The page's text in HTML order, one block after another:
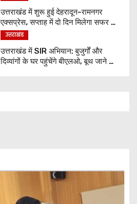
उत्तराखंड में शुरू हुई देहरादून-रामनगर
एक्सप्रेस, सप्ताह में दो दिन मिलेगा सफर का
नया विकल्प
उत्तराखंड
उत्तराखंड में SIR अभियान: बुजुर्गों और
दिव्यांगों के घर पहुंचेंगे बीएलओ, बूथ जाने की